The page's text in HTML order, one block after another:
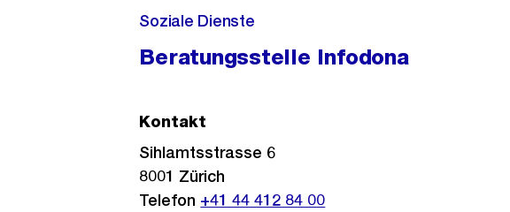
Soziale Dienste
Beratungsstelle Infodona
Kontakt
Sihlamtsstrasse 6
8001 Zürich
Telefon +41 44 412 84 00